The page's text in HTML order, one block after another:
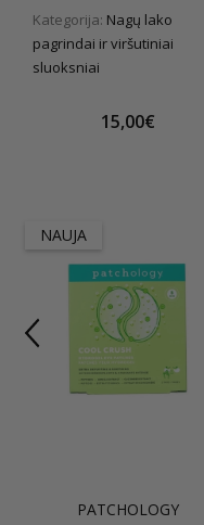
Kategorija: Nagų lako
pagrindai ir viršutiniai
sluoksniai
15,00€
NAUJA
PATCHOLOGY